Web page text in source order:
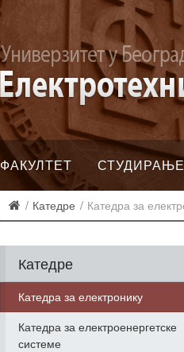
ФАКУЛТЕТ СТУДИРАЊЕ
Катедре Катедра за
Катедре
Катедра за електронику
Катедра за електроенергетске
системе